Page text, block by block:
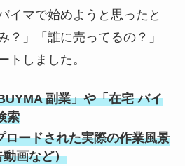
イマで始めようと思ったと
？」「誰に売ってるの？」
トしました。
副業」や「在宅 バイ
索
ロードされた実際の作業風景
画など）